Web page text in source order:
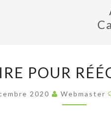
LIRE
POUR
POUR
2020 Webmaster